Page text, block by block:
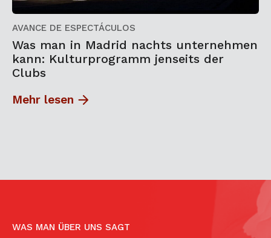
AVANCE DE ESPECTÁCULOS
Was man in Madrid nachts unternehmen
kann: Kulturprogramm jenseits der
Clubs
Mehr lesen
WAS MAN ÜBER UNS SAGT